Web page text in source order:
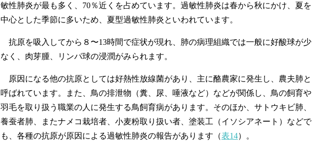
敏性肺炎が最も多く、70％近くを占めています。過敏性肺炎は春から秋にかけ、夏を
中心とした季節に多いため、夏型過敏性肺炎といわれています。
抗原を吸入してから８〜13時間で症状が現れ、肺の病理組織では一般に好酸球が少
なく、肉芽腫、リンパ球の浸潤がみられます。
原因になる他の抗原としては好熱性放線菌があり、主に酪農家に発生し、農夫肺と
呼ばれています。また、鳥の排泄物（糞、尿、唾液など）などが関係し、鳥の飼育や
羽毛を取り扱う職業の人に発生する鳥飼育病があります。そのほか、サトウキビ肺、
養蚕者肺、またナメコ栽培者、小麦粉取り扱い者、塗装工（イソシアネート）などで
も、各種の抗原が原因による過敏性肺炎の報告があります（表14）。